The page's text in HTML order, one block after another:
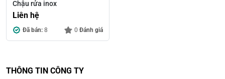
Chậu rửa inox
Liên hệ
Đã bán: 8 0 Đánh giá
THÔNG TIN CÔNG TY